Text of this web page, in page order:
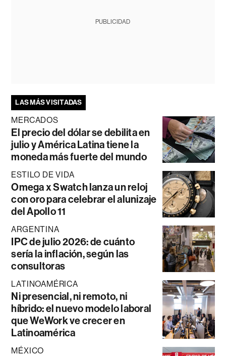
PUBLICIDAD
LAS MÁS VISITADAS
MERCADOS
El precio del dólar se debilita en
julio y América Latina tiene la
moneda más fuerte del mundo
ESTILO DE VIDA
Omega x Swatch lanza un reloj
con oro para celebrar el alunizaje
del Apollo 11
ARGENTINA
IPC de julio 2026: de cuánto
sería la inflación, según las
consultoras
LATINOAMÉRICA
Ni presencial, ni remoto, ni
híbrido: el nuevo modelo laboral
que WeWork ve crecer en
Latinoamérica
MÉXICO